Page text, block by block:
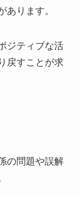
あります。
ジティブな活
戻すことが求
の問題や誤解